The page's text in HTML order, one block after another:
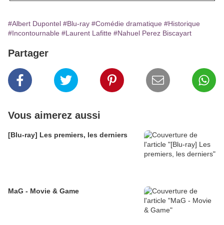
#Albert Dupontel #Blu-ray #Comédie dramatique #Historique
#Incontournable #Laurent Lafitte #Nahuel Perez Biscayart
Partager
Vous aimerez aussi
[Blu-ray] Les premiers, les derniers
MaG - Movie & Game